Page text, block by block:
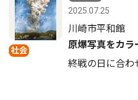
社会
2025.07.25
川崎市平和館
原爆写真をカラ
終戦の日に合わ